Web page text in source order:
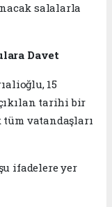
salalarla
Davet
15
tarihi bir
vatandaşları
ifadelere yer